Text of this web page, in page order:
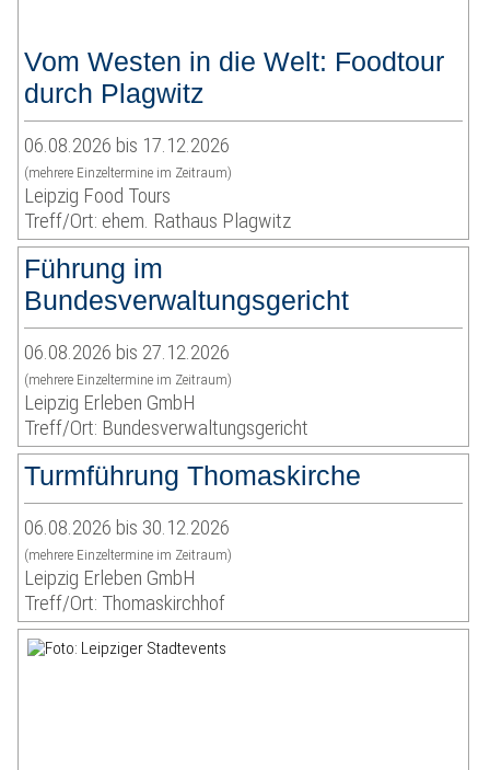
Vom Westen in die Welt: Foodtour
durch Plagwitz
06.08.2026 bis 17.12.2026
(mehrere Einzeltermine im Zeitraum)
Leipzig Food Tours
Treff/Ort: ehem. Rathaus Plagwitz
Führung im
Bundesverwaltungsgericht
06.08.2026 bis 27.12.2026
(mehrere Einzeltermine im Zeitraum)
Leipzig Erleben GmbH
Treff/Ort: Bundesverwaltungsgericht
Turmführung Thomaskirche
06.08.2026 bis 30.12.2026
(mehrere Einzeltermine im Zeitraum)
Leipzig Erleben GmbH
Treff/Ort: Thomaskirchhof